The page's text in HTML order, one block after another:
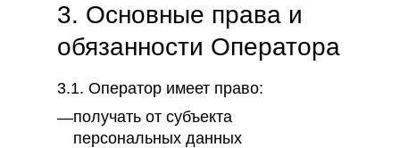
3. Основные права и
обязанности Оператора
3.1. Оператор имеет право:
получать от субъекта
персональных данных